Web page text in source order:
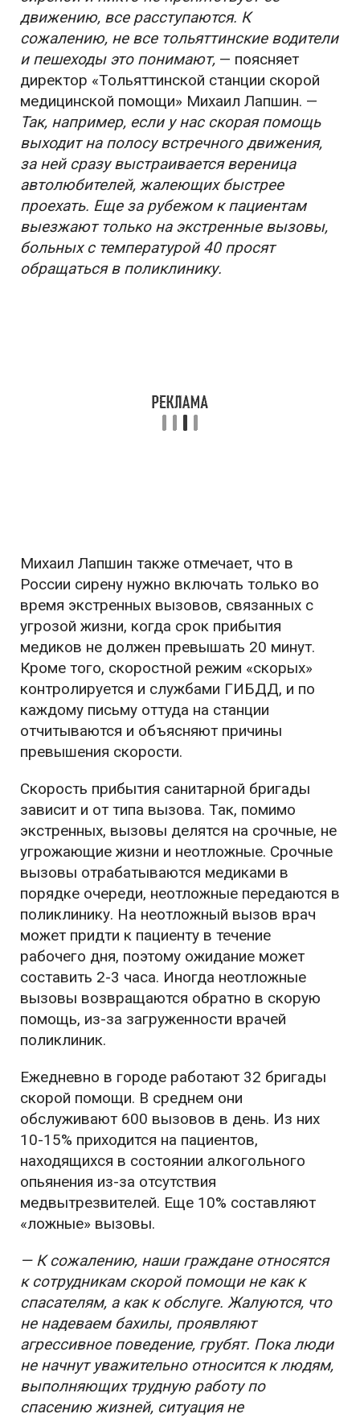
движению, все расступаются. К
сожалению, не все тольяттинские водители
и пешеходы это понимают, — поясняет
директор «Тольяттинской станции скорой
медицинской помощи» Михаил Лапшин. —
Так, например, если у нас скорая помощь
выходит на полосу встречного движения,
за ней сразу выстраивается вереница
автолюбителей, жалеющих быстрее
проехать. Еще за рубежом к пациентам
выезжают только на экстренные вызовы,
больных с температурой 40 просят
обращаться в поликлинику.
Михаил Лапшин также отмечает, что в
России сирену нужно включать только во
время экстренных вызовов, связанных с
угрозой жизни, когда срок прибытия
медиков не должен превышать 20 минут.
Кроме того, скоростной режим «скорых»
контролируется и службами ГИБДД, и по
каждому письму оттуда на станции
отчитываются и объясняют причины
превышения скорости.
Скорость прибытия санитарной бригады
зависит и от типа вызова. Так, помимо
экстренных, вызовы делятся на срочные, не
угрожающие жизни и неотложные. Срочные
вызовы отрабатываются медиками в
порядке очереди, неотложные передаются в
поликлинику. На неотложный вызов врач
может придти к пациенту в течение
рабочего дня, поэтому ожидание может
составить 2-3 часа. Иногда неотложные
вызовы возвращаются обратно в скорую
помощь, из-за загруженности врачей
поликлиник.
Ежедневно в городе работают 32 бригады
скорой помощи. В среднем они
обслуживают 600 вызовов в день. Из них
10-15% приходится на пациентов,
находящихся в состоянии алкогольного
опьянения из-за отсутствия
медвытрезвителей. Еще 10% составляют
«ложные» вызовы.
— К сожалению, наши граждане относятся
к сотрудникам скорой помощи не как к
спасателям, а как к обслуге. Жалуются, что
не надеваем бахилы, проявляют
агрессивное поведение, грубят. Пока люди
не начнут уважительно относится к людям,
выполняющих трудную работу по
спасению жизней, ситуация не